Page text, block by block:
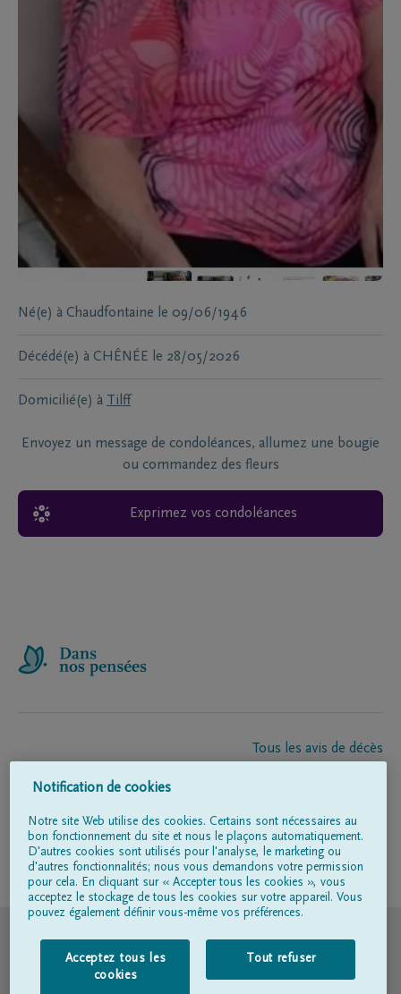
Né(e) à Chaudfontaine le 09/06/1946
Décédé(e) à CHÊNÉE le 28/05/2026
Domicilié(e) à Tilff
Envoyez un message de condoléances, allumez une bougie
ou commandez des fleurs
Exprimez vos condoléances
Tous les avis de décès
Entrepreneur de pompes funèbres
Suivez-nous sur
Conditions d'utilisation
Notification de cookies
Notre site Web utilise des cookies. Certains sont nécessaires au
bon fonctionnement du site et nous le plaçons automatiquement.
D'autres cookies sont utilisés pour l'analyse, le marketing ou
d'autres fonctionnalités; nous vous demandons votre permission
pour cela. En cliquant sur « Accepter tous les cookies », vous
acceptez le stockage de tous les cookies sur votre appareil. Vous
pouvez également définir vous-même vos préférences.
Acceptez tous les
cookies
Tout refuser